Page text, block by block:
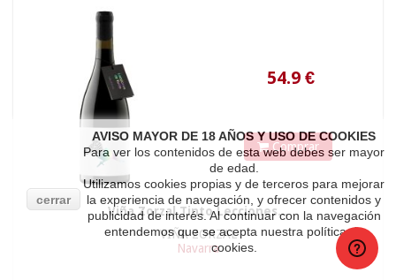
Comprar
Viña Zorzal Tinto Lecciones...
VIÑA ZORZAL
Navarra
cerrar
AVISO MAYOR DE 18 AÑOS Y USO DE COOKIES
Para ver los contenidos de esta web debes ser mayor
de edad.
Utilizamos cookies propias y de terceros para mejorar
la experiencia de navegación, y ofrecer contenidos y
publicidad de interés. Al continuar con la navegación
entendemos que se acepta nuestra política de
cookies.